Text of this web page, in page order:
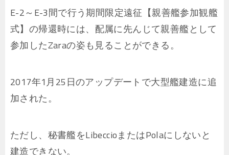
E-2～E-3間で行う期間限定遠征【親善艦参加観艦
式】の帰還時には、配属に先んじて親善艦として
参加したZaraの姿も見ることができる。
2017年1月25日のアップデートで大型艦建造に追
加された。
ただし、秘書艦をLibeccioまたはPolaにしないと
建造できない。